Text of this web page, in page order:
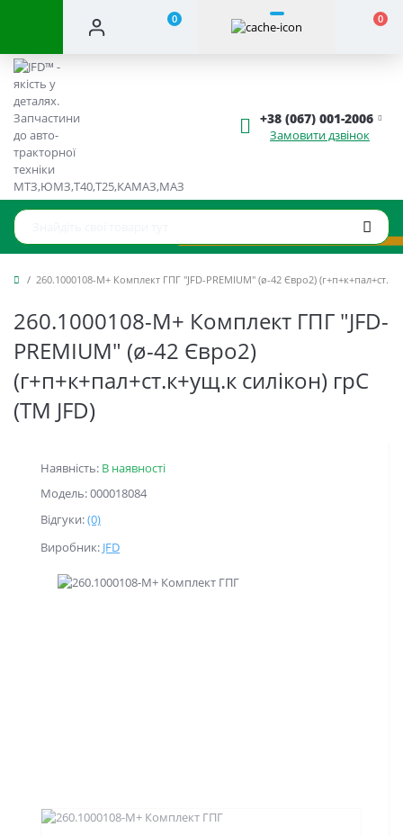
0 0
+38 (067) 001-2006
Замовити дзвінок
260.1000108-М+ Комплект ГПГ "JFD-PREMIUM" (ø-42 Євро2)
260.1000108-М+ Комплект ГПГ "JFD-
PREMIUM" (ø-42 Євро2)
(г+п+к+пал+ст.к+ущ.к силікон) грС
(ТМ JFD)
Наявність: В наявності
Модель: 000018084
Відгуки:(0)
Виробник: JFD